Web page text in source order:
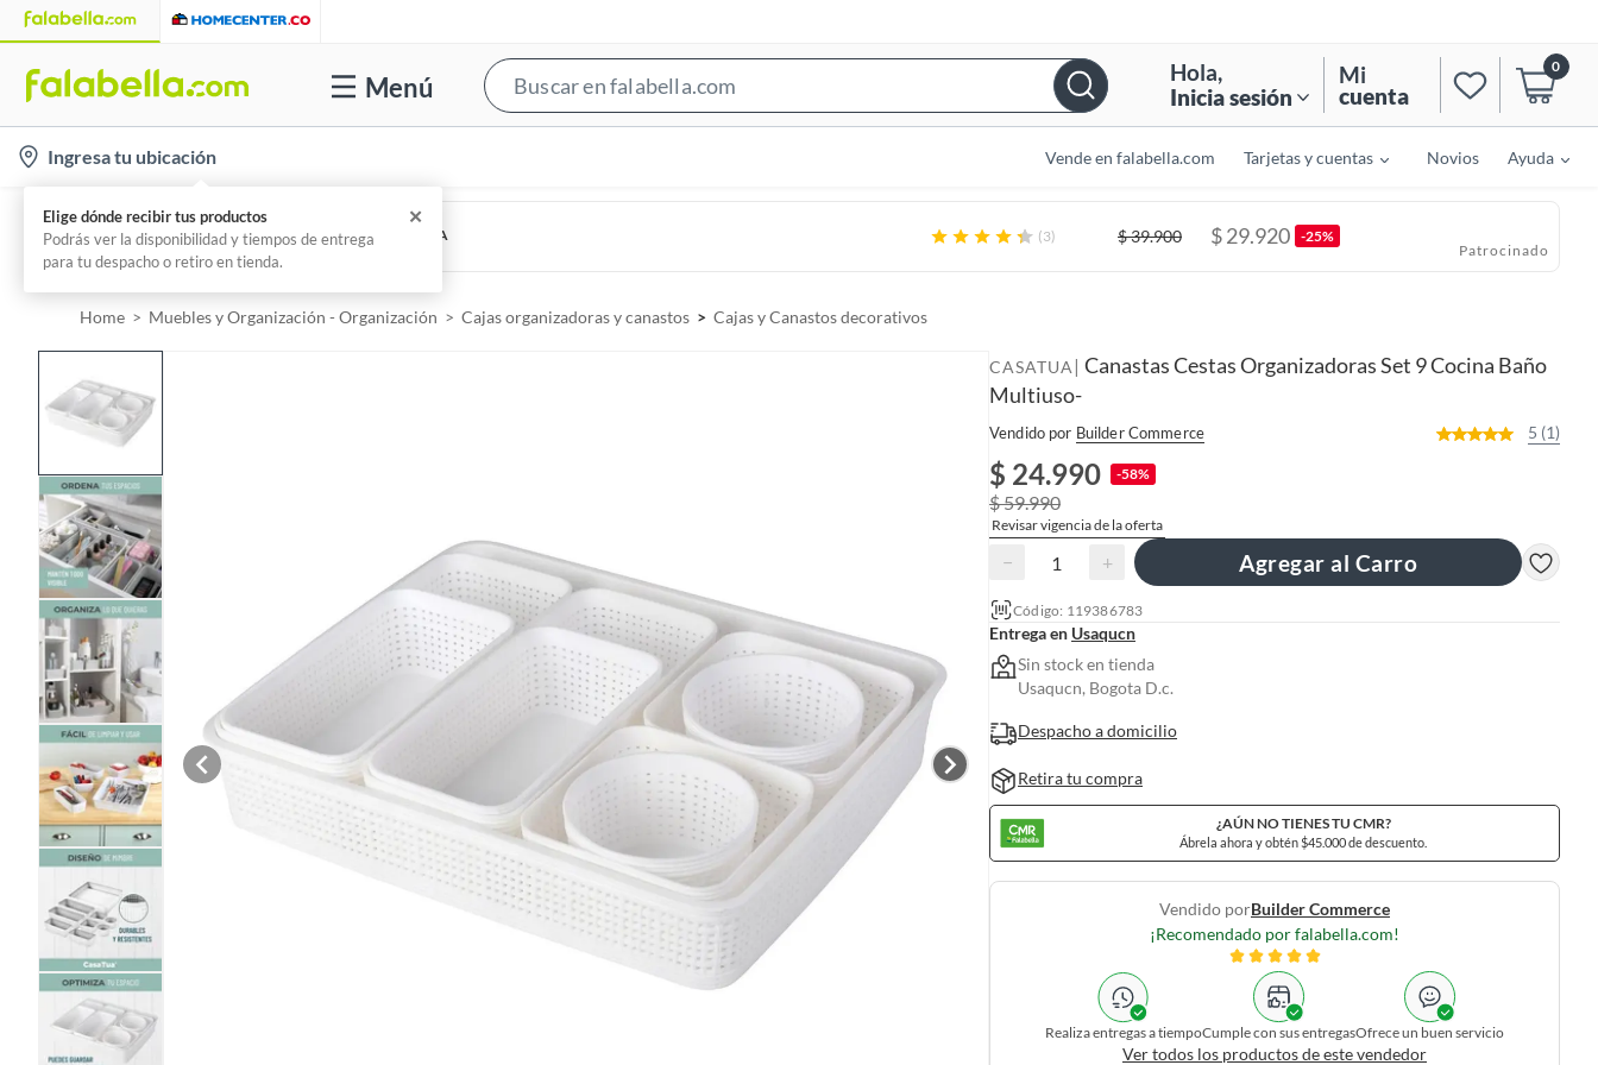
Menú
e
r
Hola,
Inicia sesión
Mi
cuenta
0
Ingresa tu ubicación Vende en falabella.com Tarjetas y cuentas Novios Ayuda
ESSENZA
Canasta para Clasificar Ropa Sucia Gris Claro ESSENZA
Stilotex
(3) $39.900 $29.920 -25%
Patrocinado
Home Muebles y Organización - Organización Cajas organizadoras y canastos Cajas y Canastos decorativos
CASATUA | Canastas Cestas Organizadoras Set 9 Cocina Baño
Multiuso-
Vendido por Builder Commerce 5 (1)
$ 24.990 -58%
$ 59.990
Revisar vigencia de la oferta
− + Agregar al Carro
Código: 119386783
Entrega en Usaqucn
Sin stock en tienda
Usaqucn, Bogota D.c.
Despacho a domicilio
Retira tu compra
¿AÚN NO TIENES TU CMR?
Ábrela ahora y obtén $45.000 de descuento.
Vendido porBuilder Commerce
¡Recomendado por falabella.com!
Realiza entregas a tiempoCumple con sus entregasOfrece un buen servicio
Ver todos los productos de este vendedor